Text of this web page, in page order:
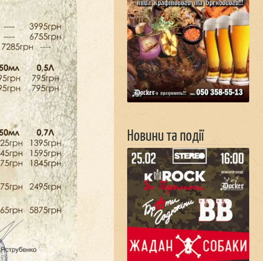
Новини та події